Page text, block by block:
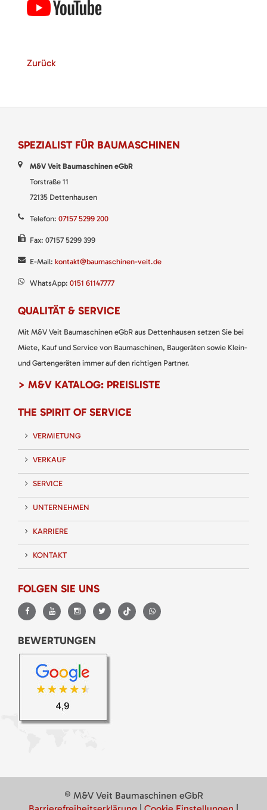
Zurück
SPEZIALIST FÜR BAUMASCHINEN
M&V Veit Baumaschinen eGbR
Torstraße 11
72135 Dettenhausen
Telefon: 07157 5299 200
Fax: 07157 5299 399
E-Mail: kontakt@baumaschinen-veit.de
WhatsApp: 0151 61147777
QUALITÄT & SERVICE
Mit M&V Veit Baumaschinen eGbR aus Dettenhausen setzen Sie bei
Miete, Kauf und Service von Baumaschinen, Baugeräten sowie Klein-
und Gartengeräten immer auf den richtigen Partner.
> M&V KATALOG: PREISLISTE
THE SPIRIT OF SERVICE
VERMIETUNG
VERKAUF
SERVICE
UNTERNEHMEN
KARRIERE
KONTAKT
FOLGEN SIE UNS
BEWERTUNGEN
© M&V Veit Baumaschinen eGbR